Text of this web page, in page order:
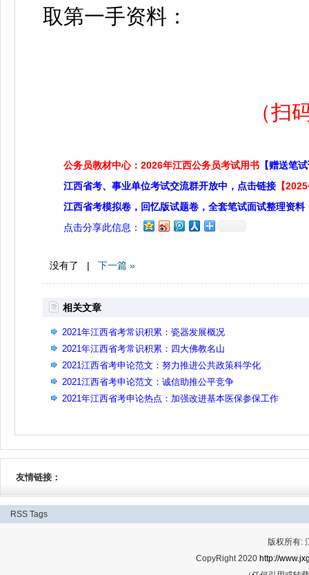
取第一手资料：
（扫
公务员教材中心：2026年江西公务员考试用书 【赠送笔
江西省考、事业单位考试交流群开放中，点击链接 【
江西省考模拟卷，回忆版试题卷，全套笔试面试整理资料
点击分享此信息：
没有了 | 下一篇 »
相关文章
2021年江西省考常识积累：瓷器发展概况
2021年江西省考常识积累：四大佛教名山
2021江西省考申论范文：努力推进公共政策科学化
2021江西省考申论范文：诚信助推公平竞争
2021年江西省考申论热点：加强改进基本医保参保工作
友情链接：
RSS Tags
版权所有:
CopyRight 2020 http://